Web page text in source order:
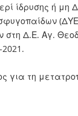
ίδρυσης ή μη
στη Δ.Ε. Αγ.
για τη